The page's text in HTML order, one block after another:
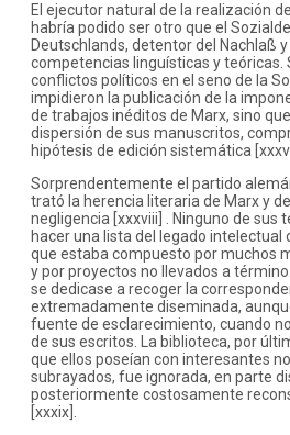
El ejecutor natural de la realización
habría podido ser otro que el
Deutschlands, detentor del Nachlaß
competencias linguísticas y teóricas.
conflictos políticos en el seno de la
impidieron la publicación de la
de trabajos inéditos de Marx, sino
dispersión de sus manuscritos,
hipótesis de edición sistemática
Sorprendentemente el partido
trató la herencia literaria de Marx y
negligencia [xxxviii] . Ninguno de sus
hacer una lista del legado intelectual
que estaba compuesto por muchos
y por proyectos no llevados a
se dedicase a recoger la
extremadamente diseminada,
fuente de esclarecimiento, cuando
de sus escritos. La biblioteca, por
que ellos poseían con interesantes
subrayados, fue ignorada, en parte
posteriormente costosamente
[xxxix].